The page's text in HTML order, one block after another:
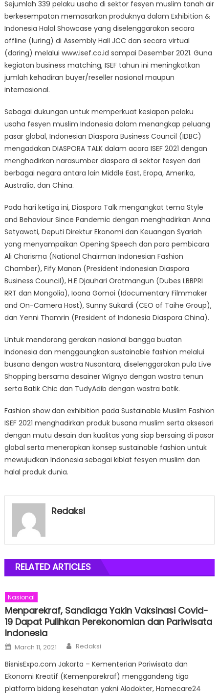
Sejumlah 339 pelaku usaha di sektor fesyen muslim tanah air
berkesempatan memasarkan produknya dalam Exhibition &
Indonesia Halal Showcase yang diselenggarakan secara
offline (luring) di Assembly Hall JCC dan secara virtual
(daring) melalui www.isef.co.id sampai Desember 2021. Guna
kegiatan business matching, ISEF tahun ini meningkatkan
jumlah kehadiran buyer/reseller nasional maupun
internasional.
Sebagai dukungan untuk memperkuat kesiapan pelaku
usaha fesyen muslim Indonesia dalam menangkap peluang
pasar global, Indonesian Diaspora Business Council (IDBC)
mengadakan DIASPORA TALK dalam acara ISEF 2021 dengan
menghadirkan narasumber diaspora di sektor fesyen dari
berbagai negara antara lain Middle East, Eropa, Amerika,
Australia, dan China.
Pada hari ketiga ini, Diaspora Talk mengangkat tema Style
and Behaviour Since Pandemic dengan menghadirkan Anna
Setyawati, Deputi Direktur Ekonomi dan Keuangan Syariah
yang menyampaikan Opening Speech dan para pembicara
Ali Charisma (National Chairman Indonesian Fashion
Chamber), Fify Manan (President Indonesian Diaspora
Business Council), H.E Djauhari Oratmangun (Dubes LBBPRI
RRT dan Mongolia), Ioana Gomoi (Idocumentary Filmmaker
and On-Camera Host), Sunny Sukardi (CEO of Taihe Group),
dan Yenni Thamrin (President of Indonesia Diaspora China).
Untuk mendorong gerakan nasional bangga buatan
Indonesia dan menggaungkan sustainable fashion melalui
busana dengan wastra Nusantara, diselenggarakan pula Live
Shopping bersama desainer Wignyo dengan wastra tenun
serta Batik Chic dan TudyAdib dengan wastra batik.
Fashion show dan exhibition pada Sustainable Muslim Fashion
ISEF 2021 menghadirkan produk busana muslim serta aksesori
dengan mutu desain dan kualitas yang siap bersaing di pasar
global serta menerapkan konsep sustainable fashion untuk
mewujudkan Indonesia sebagai kiblat fesyen muslim dan
halal produk dunia.
Redaksi
RELATED ARTICLES
Nasional
Menparekraf, Sandiaga Yakin Vaksinasi Covid-
19 Dapat Pulihkan Perekonomian dan Pariwisata
Indonesia
Posted
on
March 11, 2021 Author
Redaksi
BisnisExpo.com Jakarta – Kementerian Pariwisata dan
Ekonomi Kreatif (Kemenparekraf) menggandeng tiga
platform bidang kesehatan yakni Alodokter, Homecare24